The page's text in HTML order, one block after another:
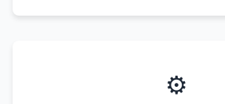
⚙️